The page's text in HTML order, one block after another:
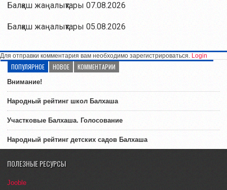
Балқаш жаңалықтары 07.08.2026
Балқаш жаңалықтары 05.08.2026
Для отправки комментария вам необходимо зарегистрироваться. Login
ПОПУЛЯРНОЕ НОВОЕ КОММЕНТАРИИ
Внимание!
Народный рейтинг школ Балхаша
Участковые Балхаша. Голосование
Народный рейтинг детских садов Балхаша
ПОЛЕЗНЫЕ РЕСУРСЫ
Jooble